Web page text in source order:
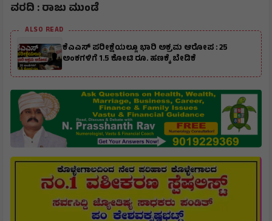
ವರದಿ : ರಾಜು ಮುಂಡೆ
ALSO READ
ಕೆಎಎಸ್ ಪರೀಕ್ಷೆಯಲ್ಲೂ ಭಾರಿ ಅಕ್ರಮ ಆರೋಪ : 25
ಅಂಕಗಳಿಗೆ 1.5 ಕೋಟಿ ರೂ. ಹಣಕ್ಕೆ ಬೇಡಿಕೆ